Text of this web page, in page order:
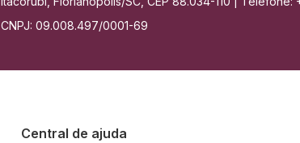
CNPJ: 09.008.497/0001-69
Central de ajuda